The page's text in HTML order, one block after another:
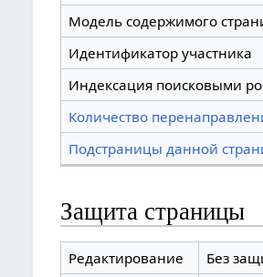
Модель содержимого
Идентификатор участника
Индексация поисковыми
Количество
Подстраницы данной
Защита страницы
Редактирование
Без